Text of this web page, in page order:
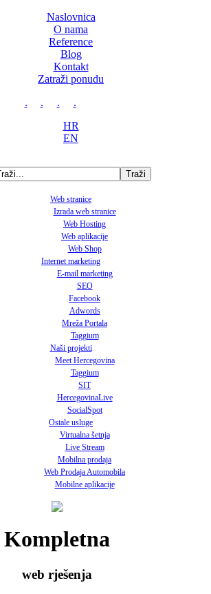
Naslovnica
O nama
Reference
Blog
Kontakt
Zatraži ponudu
.
. .
.
HR
EN
Web stranice
Izrada web stranice
Web Hosting
Web aplikacije
Web Shop
Internet marketing
E-mail marketing
SEO
Facebook
Adwords
Mreža Portala
Taggium
Naši projekti
Meet Hercegovina
Taggium
SIT
HercegovinaLive
SocialSpot
Ostale usluge
Virtualna šetnja
Live Stream
Mobilna prodaja
Web Prodaja Automobila
Mobilne aplikacije
Kompletna
web rješenja